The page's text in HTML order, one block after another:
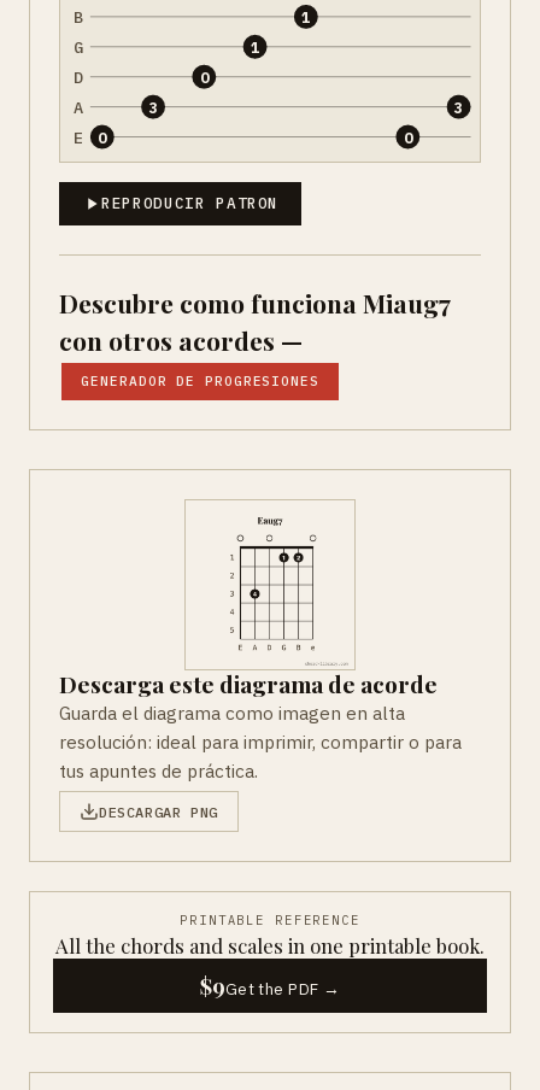
B
G
D
A
E 0
3
0
1
1
0
3
REPRODUCIR PATRON
Descubre como funciona Miaug7
con otros acordes —
GENERADOR DE PROGRESIONES
Descarga este diagrama de acorde
Guarda el diagrama como imagen en alta
resolución: ideal para imprimir, compartir o para
tus apuntes de práctica.
DESCARGAR PNG
PRINTABLE REFERENCE
All the chords and scales in one printable book.
$9Get the PDF →